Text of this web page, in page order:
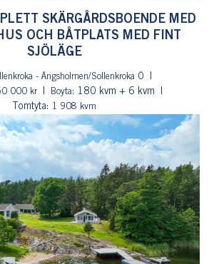
SKÄRGÅRDSBOENDE MED
OCH BÅTPLATS MED FINT
SJÖLÄGE
- Ängsholmen/Sollenkroka Ö
000 kr Boyta: 180 kvm + 6 kvm
Tomtyta:
1 908 kvm